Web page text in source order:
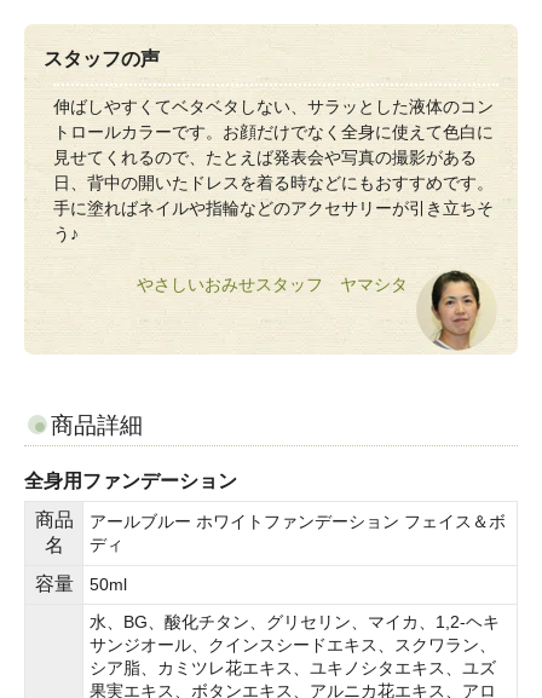
スタッフの声
伸ばしやすくてベタベタしない、サラッとした液体のコン
トロールカラーです。お顔だけでなく全身に使えて色白に
見せてくれるので、たとえば発表会や写真の撮影がある
日、背中の開いたドレスを着る時などにもおすすめです。
手に塗ればネイルや指輪などのアクセサリーが引き立ちそ
う♪
やさしいおみせスタッフ ヤマシタ
商品詳細
全身用ファンデーション
商品
名
アールブルー ホワイトファンデーション フェイス＆ボ
ディ
容量
50ml
水、BG、酸化チタン、グリセリン、マイカ、1,2-ヘキ
サンジオール、クインスシードエキス、スクワラン、
シア脂、カミツレ花エキス、ユキノシタエキス、ユズ
果実エキス、ボタンエキス、アルニカ花エキス、アロ